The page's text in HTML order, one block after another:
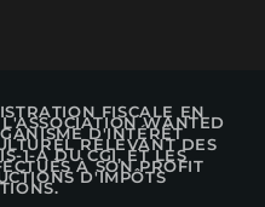
FISCALE EN
WANTED
D'INTÉRÊT
RELEVANT DES
1-A DU CGI, ET LES
À SON PROFIT
D'IMPÔTS